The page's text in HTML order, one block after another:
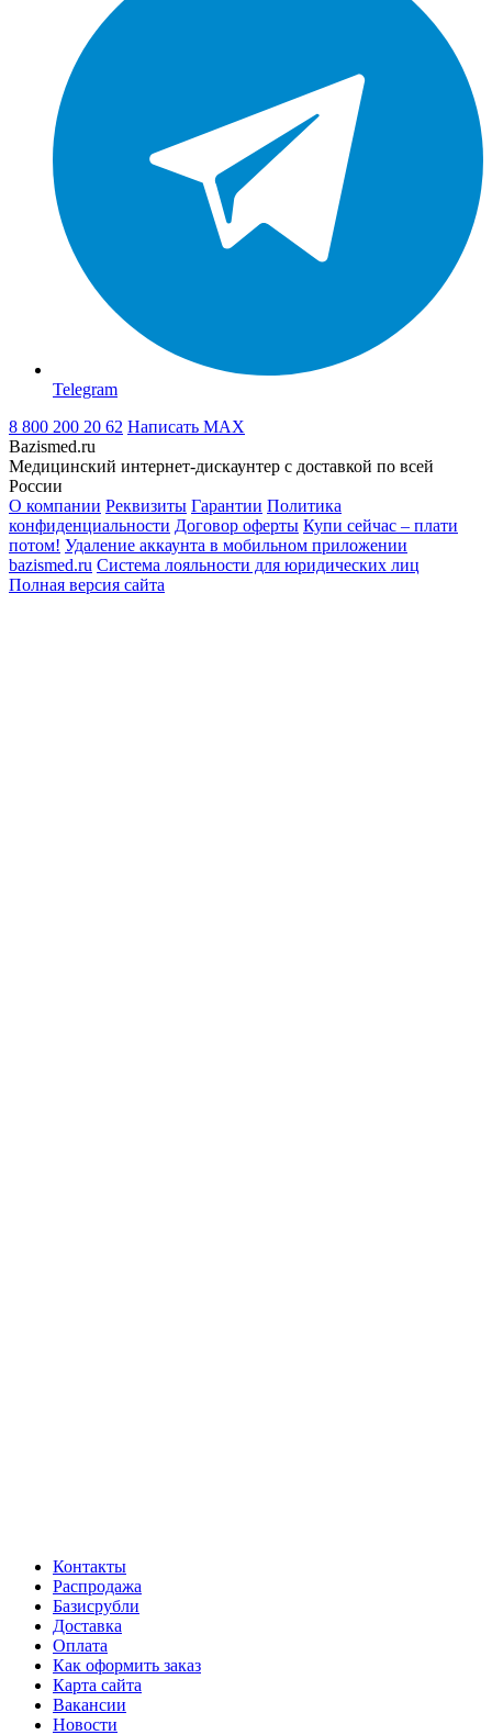
Telegram
8 800 200 20 62 Написать MAX
Bazismed.ru
Медицинский интернет-дискаунтер с доставкой по всей
России
О компании Реквизиты Гарантии Политика
конфиденциальности Договор оферты Купи сейчас – плати
потом! Удаление аккаунта в мобильном приложении
bazismed.ru Система лояльности для юридических лиц
Полная версия сайта
Контакты
Распродажа
Базисрубли
Доставка
Оплата
Как оформить заказ
Карта сайта
Вакансии
Новости